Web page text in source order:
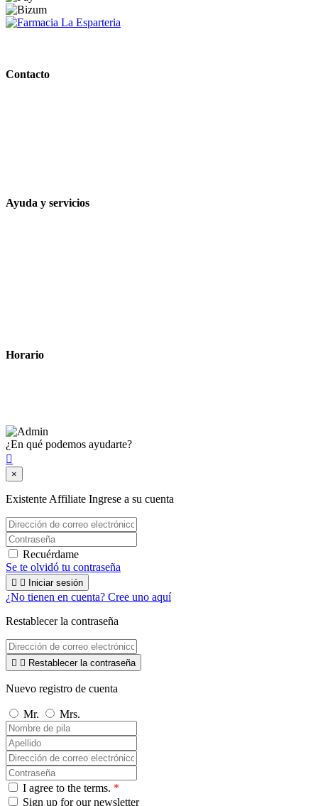
Contacto
Ayuda y servicios
Horario
¿En qué podemos ayudarte?

×
Existente Affiliate Ingrese a su cuenta
Recuérdame
Se te olvidó tu contraseña
  Iniciar sesión
¿No tienen en cuenta? Cree uno aquí
Restablecer la contraseña
  Restablecer la contraseña
Nuevo registro de cuenta
Mr. Mrs.
I agree to the terms. *
Sign up for our newsletter